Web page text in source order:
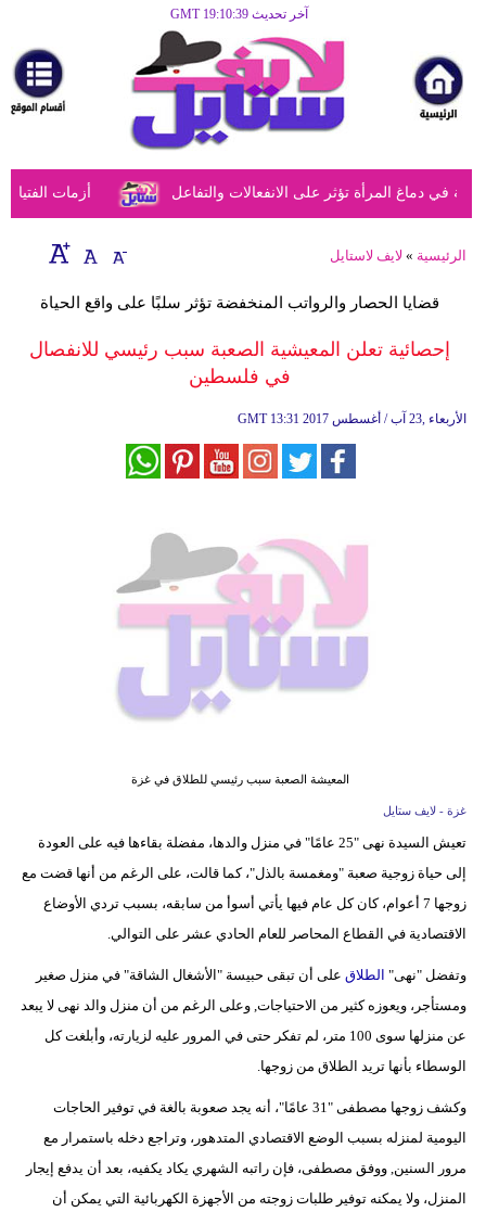
آخر تحديث GMT 19:10:39
مرأة
أزياء
أزياء
إسلامية
ديكور
صحة
أزمات الفتيات دماغ المرأة تؤثر على الانفعالات والتفاعل
الرئيسية » لايف لاستايل
قضايا الحصار والرواتب المنخفضة تؤثر سلبًا على واقع الحياة
إحصائية تعلن المعيشية الصعبة سبب رئيسي للانفصال
في فلسطين
GMT 13:31 2017 الأربعاء ,23 آب / أغسطس
المعيشة الصعبة سبب رئيسي للطلاق في غزة
غزة - لايف ستايل
تعيش السيدة نهى "25 عامًا" في منزل والدها، مفضلة بقاءها فيه على العودة
إلى حياة زوجية صعبة "ومغمسة بالذل"، كما قالت، على الرغم من أنها قضت مع
زوجها 7 أعوام، كان كل عام فيها يأتي أسوأ من سابقه، بسبب تردي الأوضاع
الاقتصادية في القطاع المحاصر للعام الحادي عشر على التوالي.
وتفضل "نهى" الطلاق على أن تبقى حبيسة "الأشغال الشاقة" في منزل صغير
ومستأجر، ويعوزه كثير من الاحتياجات, وعلى الرغم من أن منزل والد نهى لا يبعد
عن منزلها سوى 100 متر، لم تفكر حتى في المرور عليه لزيارته، وأبلغت كل
الوسطاء بأنها تريد الطلاق من زوجها.
وكشف زوجها مصطفى "31 عامًا"، أنه يجد صعوبة بالغة في توفير الحاجات
اليومية لمنزله بسبب الوضع الاقتصادي المتدهور، وتراجع دخله باستمرار مع
مرور السنين, ووفق مصطفى، فإن راتبه الشهري يكاد يكفيه، بعد أن يدفع إيجار
المنزل، ولا يمكنه توفير طلبات زوجته من الأجهزة الكهربائية التي يمكن أن